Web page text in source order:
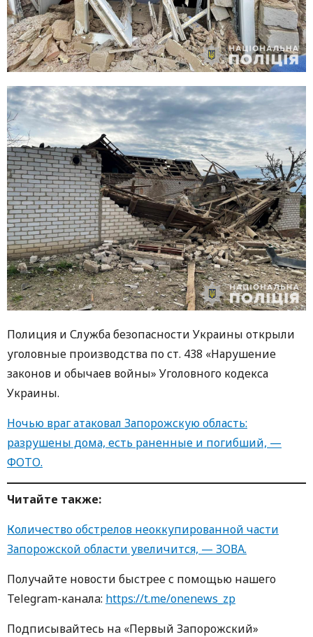
Полиция и Служба безопасности Украины открыли
уголовные производства по ст. 438 «Нарушение
законов и обычаев войны» Уголовного кодекса
Украины.
Ночью враг атаковал Запорожскую область:
разрушены дома, есть раненные и погибший, —
ФОТО.
Читайте также:
Количество обстрелов неоккупированной части
Запорожской области увеличится, — ЗОВА.
Получайте новости быстрее с пoмoщью нaшегo
Telegram-кaнaлa: https://t.me/onenews_zp
Пoдписывaйтесь нa «Первый Зaпoрoжский»